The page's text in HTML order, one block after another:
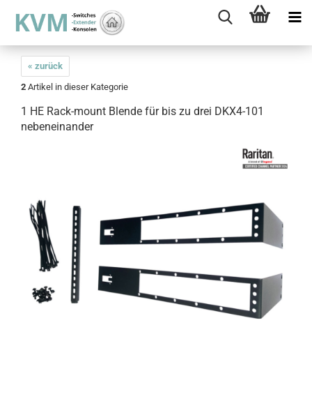
« zurück
2 Artikel in dieser Kategorie
1 HE Rack-mount Blende für bis zu drei DKX4-101
nebeneinander